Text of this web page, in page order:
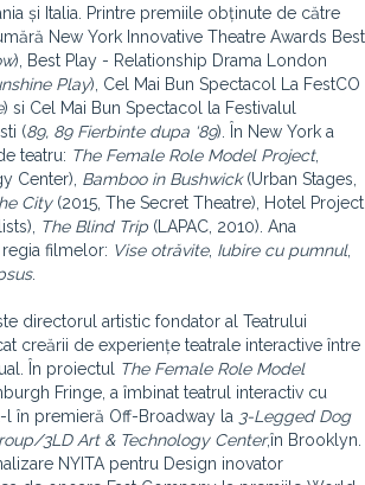
și Italia. Printre premiile obținute de către
New York Innovative Theatre Awards Best
), Best Play - Relationship Drama London
Play), Cel Mai Bun Spectacol La FestCO
) si Cel Mai Bun Spectacol la Festivalul
(89, 89 Fierbinte dupa ‘89). În New York a
teatru: The Female Role Model Project,
Center), Bamboo in Bushwick(Urban Stages,
City(2015, The Secret Theatre), Hotel Project
The Blind Trip (LAPAC, 2010). Ana
filmelor: Vise otrăvite, Iubire cu pumnul,
.
directorul artistic fondator al Teatrului
creării de experiențe teatrale interactive între
În proiectul
The Female Role Model
Fringe, a îmbinat teatrul interactiv cu
l în premieră Off-Broadway la 3-Legged Dog
3LD Art & Technology Center,în Brooklyn.
NYITA pentru Design inovator